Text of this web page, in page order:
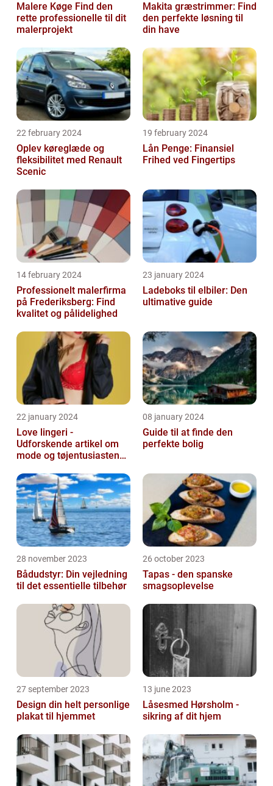
Malere Køge Find den
rette professionelle til dit
malerprojekt
Makita græstrimmer: Find
den perfekte løsning til
din have
22 february 2024
Oplev køreglæde og
fleksibilitet med Renault
Scenic
19 february 2024
Lån Penge: Finansiel
Frihed ved Fingertips
14 february 2024
Professionelt malerfirma
på Frederiksberg: Find
kvalitet og pålidelighed
23 january 2024
Ladeboks til elbiler: Den
ultimative guide
22 january 2024
Love lingeri -
Udforskende artikel om
mode og tøjentusiastens
08 january 2024
Guide til at finde den
perfekte bolig
28 november 2023
Bådudstyr: Din vejledning
til det essentielle tilbehør
26 october 2023
Tapas - den spanske
smagsoplevelse
27 september 2023
Design din helt personlige
plakat til hjemmet
13 june 2023
Låsesmed Hørsholm -
sikring af dit hjem